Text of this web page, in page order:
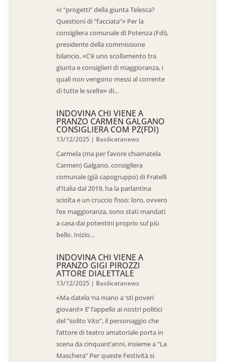
«I “progetti” della giunta Telesca?
Questioni di “facciata”» Per la
consigliera comunale di Potenza (Fdi),
presidente della commissione
bilancio, «C’è uno scollamento tra
giunta e consiglieri di maggioranza, i
quali non vengono messi al corrente
di tutte le scelte» di...
INDOVINA CHI VIENE A
PRANZO CARMEN GALGANO
CONSIGLIERA COM PZ(FDI)
13/12/2025 | Basilicatanews
Carmela (ma per favore chiamatela
Carmen) Galgano, consigliera
comunale (già capogruppo) di Fratelli
d’Italia dal 2019, ha la parlantina
sciolta e un cruccio fisso: loro, ovvero
l’ex maggioranza, sono stati mandati
a casa dai potentini proprio sul più
bello. Inizio...
INDOVINA CHI VIENE A
PRANZO GIGI PIROZZI
ATTORE DIALETTALE
13/12/2025 | Basilicatanews
«Ma datela ‘na mano a ‘sti poveri
giovani!» E’ l’appello ai nostri politici
del “solito Vito”, il personaggio che
l’attore di teatro amatoriale porta in
scena da cinquant’anni, insieme a “La
Maschera” Per queste Festività si